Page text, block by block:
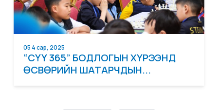
05 4 сар, 2025
“СҮҮ 365” БОДЛОГЫН ХҮРЭЭНД
ӨСВӨРИЙН ШАТАРЧДЫН...